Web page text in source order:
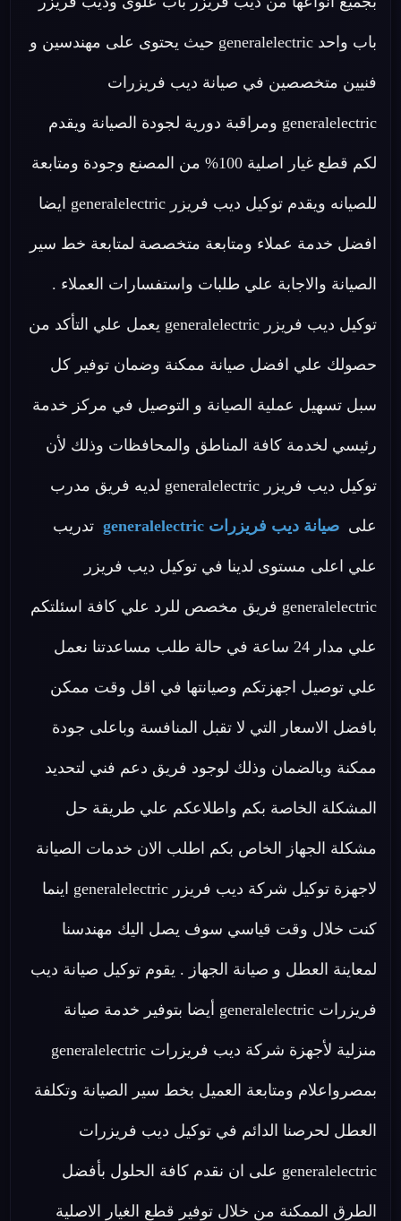
باب واحد generalelectric حيث يحتوى على مهندسين و
فنيين متخصصين في صيانة ديب فريزرات
generalelectric ومراقبة دورية لجودة الصيانة ويقدم
لكم قطع غيار اصلية 100% من المصنع وجودة ومتابعة
للصيانه ويقدم توكيل ديب فريزر generalelectric ايضا
افضل خدمة عملاء ومتابعة متخصصة لمتابعة خط سير
الصيانة والاجابة علي طلبات واستفسارات العملاء .
توكيل ديب فريزر generalelectric يعمل علي التأكد من
حصولك علي افضل صيانة ممكنة وضمان توفير كل
سبل تسهيل عملية الصيانة و التوصيل في مركز خدمة
رئيسي لخدمة كافة المناطق والمحافظات وذلك لأن
توكيل ديب فريزر generalelectric لديه فريق مدرب
على صيانة ديب فريزرات generalelectric تدريب
علي اعلى مستوى لدينا في توكيل ديب فريزر
generalelectric فريق مخصص للرد علي كافة اسئلتكم
علي مدار 24 ساعة في حالة طلب مساعدتنا نعمل
علي توصيل اجهزتكم وصيانتها في اقل وقت ممكن
بافضل الاسعار التي لا تقبل المنافسة وباعلى جودة
ممكنة وبالضمان وذلك لوجود فريق دعم فني لتحديد
المشكلة الخاصة بكم واطلاعكم علي طريقة حل
مشكلة الجهاز الخاص بكم اطلب الان خدمات الصيانة
لاجهزة توكيل شركة ديب فريزر generalelectric اينما
كنت خلال وقت قياسي سوف يصل اليك مهندسنا
لمعاينة العطل و صيانة الجهاز . يقوم توكيل صيانة ديب
فريزرات generalelectric أيضا بتوفير خدمة صيانة
منزلية لأجهزة شركة ديب فريزرات generalelectric
بمصرواعلام ومتابعة العميل بخط سير الصيانة وتكلفة
العطل لحرصنا الدائم في توكيل ديب فريزرات
generalelectric على ان نقدم كافة الحلول بأفضل
الطرق الممكنة من خلال توفير قطع الغيار الاصلية